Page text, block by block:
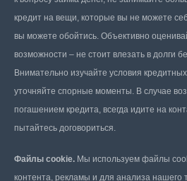
кредит на вещи, которые вы не можете
вы можете обойтись. Объективно
возможности – не стоит влезать в долги
Внимательно изучайте условия
уточняйте спорные моменты. В случае
погашением кредита, всегда идите на
пытайтесь договориться.
Файлы cookie. Мы используем файлы
контента, рекламы и для анализа